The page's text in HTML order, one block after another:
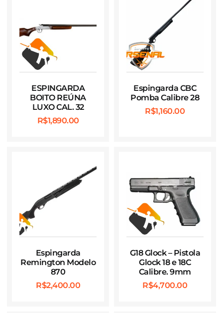
ESPINGARDA
BOITO REÚNA
LUXO CAL. 32
R$1,890.00
Espingarda CBC
Pomba Calibre 28
R$1,160.00
Espingarda
Remington Modelo
870
R$2,400.00
G18 Glock – Pistola
Glock 18 e 18C
Calibre. 9mm
R$4,700.00